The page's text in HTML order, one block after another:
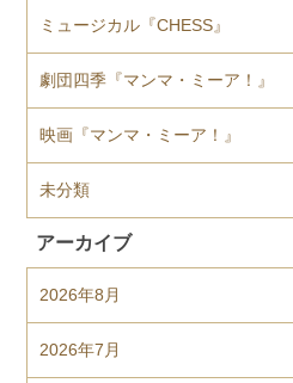
ミュージカル『CHESS』
劇団四季『マンマ・ミーア！』
映画『マンマ・ミーア！』
未分類
アーカイブ
2026年8月
2026年7月